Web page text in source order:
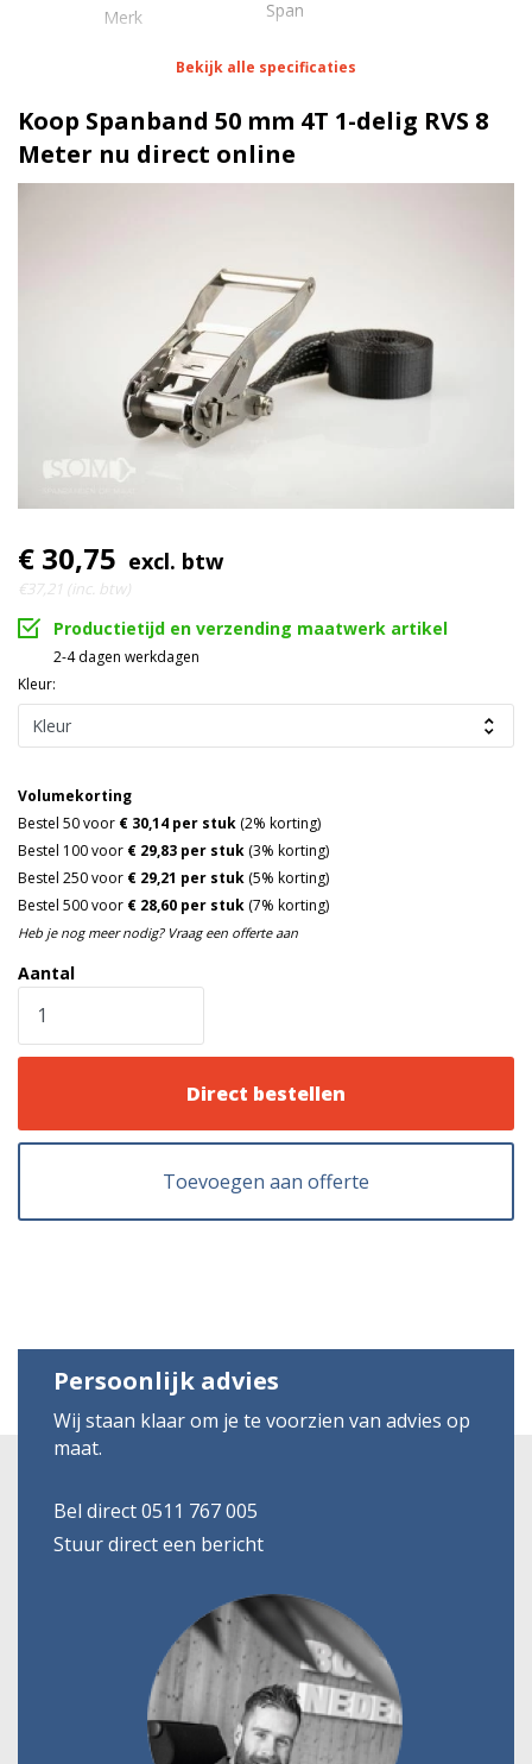
Merk Span
Meter
Lengte 1 meter
4000 kg
Ratel Standaard ratel RVS
Bekijk alle specificaties
Koop Spanband 50 mm 4T 1-delig RVS 8
Meter nu direct online
€ 30,75 excl. btw
€37,21 (inc. btw)
Productietijd en verzending maatwerk artikel
2-4 dagen werkdagen
Kleur:
Aantal
Volumekorting
Bestel 50 voor € 30,14 per stuk (2% korting)
Bestel 100 voor € 29,83 per stuk (3% korting)
Bestel 250 voor € 29,21 per stuk (5% korting)
Bestel 500 voor € 28,60 per stuk (7% korting)
Heb je nog meer nodig? Vraag een offerte aan
Direct bestellen
Toevoegen aan offerte
Persoonlijk advies
Wij staan klaar om je te voorzien van advies op
maat.
Bel direct 0511 767 005
Stuur direct een bericht